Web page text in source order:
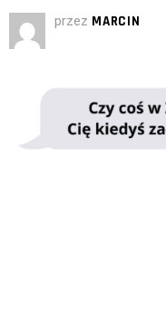
przez MARCIN